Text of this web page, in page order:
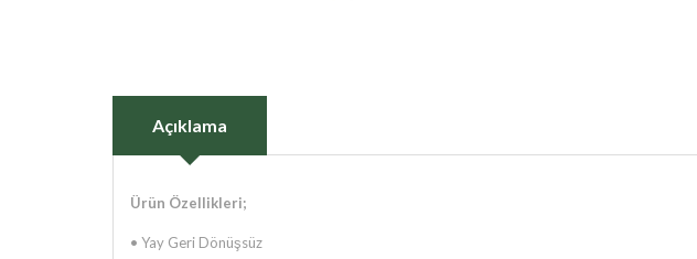
Açıklama
Ürün Özellikleri;
• Yay Geri Dönüşsüz